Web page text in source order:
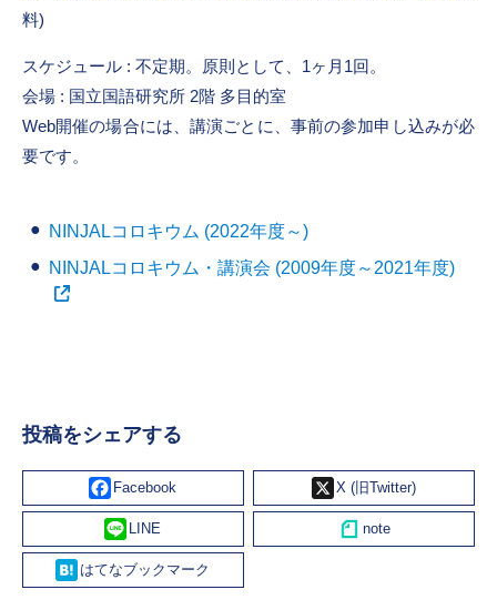
料)
スケジュール : 不定期。原則として、1ヶ月1回。
会場 : 国立国語研究所 2階 多目的室
Web開催の場合には、講演ごとに、事前の参加申し込みが必
要です。
NINJALコロキウム (2022年度～)
NINJALコロキウム・講演会 (2009年度～2021年度)
投稿をシェアする
Facebook X
Line
Hatena